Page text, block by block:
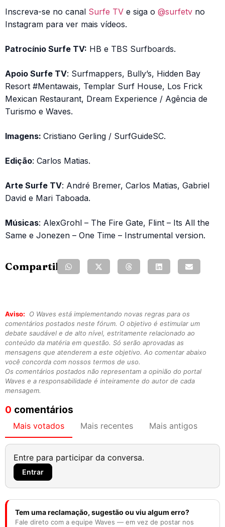
Inscreva-se no canal Surfe TV e siga o @surfetv no
Instagram para ver mais vídeos.
Patrocínio Surfe TV: HB e TBS Surfboards.
Apoio Surfe TV: Surfmappers, Bully’s, Hidden Bay
Resort #Mentawais, Templar Surf House, Los Frick
Mexican Restaurant, Dream Experience / Agência de
Turismo e Waves.
Imagens: Cristiano Gerling / SurfGuideSC.
Edição: Carlos Matias.
Arte Surfe TV: André Bremer, Carlos Matias, Gabriel
David e Mari Taboada.
Músicas: AlexGrohl – The Fire Gate, Flint – Its All the
Same e Jonezen – One Time – Instrumental version.
Compartilhe:
Aviso:
O Waves está implementando novas regras para os
comentários postados neste fórum. O objetivo é estimular um
debate saudável e de alto nível, estritamente relacionado ao
conteúdo da matéria em questão. Só serão aprovadas as
mensagens que atenderem a este objetivo. Ao comentar abaixo
você concorda com nossos termos de uso.
Os comentários postados não representam a opinião do portal
Waves e a responsabilidade é inteiramente do autor de cada
mensagem.
0 comentários
Mais votados Mais recentes Mais antigos
Entre para participar da conversa.
Entrar
Tem uma reclamação, sugestão ou viu algum erro?
Fale direto com a equipe Waves — em vez de postar nos